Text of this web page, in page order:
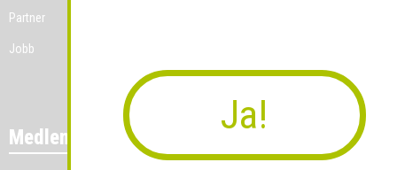
Partner
Jobb
Medlemmar Ja!